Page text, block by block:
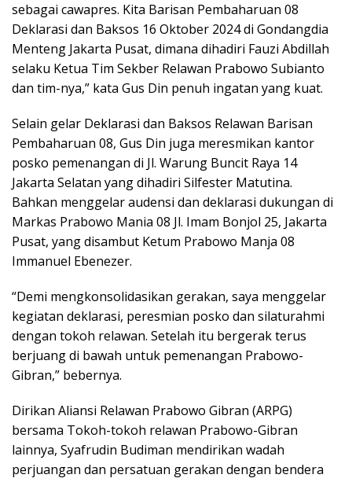
sebagai cawapres. Kita Barisan Pembaharuan 08
Deklarasi dan Baksos 16 Oktober 2024 di Gondangdia
Menteng Jakarta Pusat, dimana dihadiri Fauzi Abdillah
selaku Ketua Tim Sekber Relawan Prabowo Subianto
dan tim-nya,” kata Gus Din penuh ingatan yang kuat.
Selain gelar Deklarasi dan Baksos Relawan Barisan
Pembaharuan 08, Gus Din juga meresmikan kantor
posko pemenangan di Jl. Warung Buncit Raya 14
Jakarta Selatan yang dihadiri Silfester Matutina.
Bahkan menggelar audensi dan deklarasi dukungan di
Markas Prabowo Mania 08 Jl. Imam Bonjol 25, Jakarta
Pusat, yang disambut Ketum Prabowo Manja 08
Immanuel Ebenezer.
“Demi mengkonsolidasikan gerakan, saya menggelar
kegiatan deklarasi, peresmian posko dan silaturahmi
dengan tokoh relawan. Setelah itu bergerak terus
berjuang di bawah untuk pemenangan Prabowo-
Gibran,” bebernya.
Dirikan Aliansi Relawan Prabowo Gibran (ARPG)
bersama Tokoh-tokoh relawan Prabowo-Gibran
lainnya, Syafrudin Budiman mendirikan wadah
perjuangan dan persatuan gerakan dengan bendera